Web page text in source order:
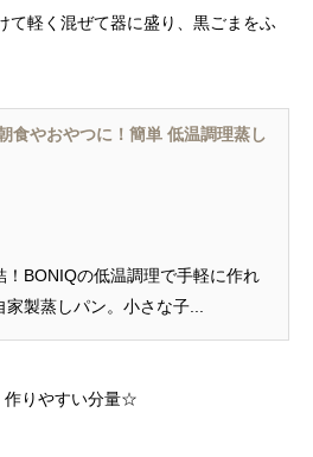
て軽く混ぜて器に盛り、黒ごまをふ
食やおやつに！簡単 低温調理蒸し
BONIQの低温調理で手軽に作れ
製蒸しパン。小さな子...
作りやすい分量☆